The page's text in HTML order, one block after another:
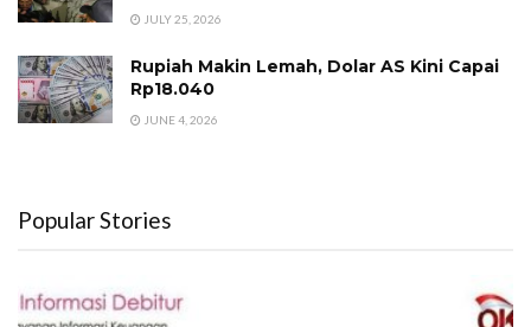
JULY 25, 2026
Rupiah Makin Lemah, Dolar AS Kini Capai
Rp18.040
JUNE 4, 2026
Popular Stories